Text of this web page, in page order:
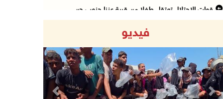
قوات الاحتلال تعتقل طفلا من قرية عنزا جنوب جن ...
07/آب/2026 10:15 م
الاحتلال يعيق تنقل المواطنين ويقتحم بلدات شرق ...
07/آب/2026 08:52 م
فيديو
Previous Next